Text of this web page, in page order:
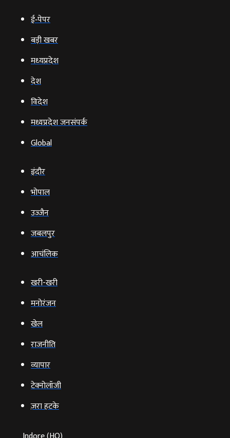
ई‑पेपर
बड़ी खबर
मध्‍यप्रदेश
देश
विदेश
मध्यप्रदेश जनसंपर्क
Global
इंदौर
भोपाल
उज्‍जैन
जबलपुर
आचंलिक
खरी-खरी
मनोरंजन
खेल
राजनीति
व्‍यापार
टेक्‍नोलॉजी
ज़रा हटके